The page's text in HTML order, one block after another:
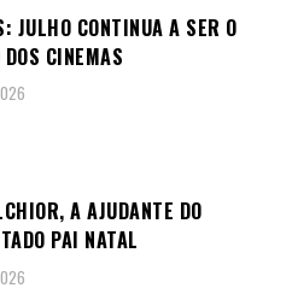
JULHO CONTINUA A SER O
CINEMAS
A AJUDANTE DO
PAI NATAL